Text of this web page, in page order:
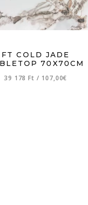
FT COLD JADE
70X70CM
39 178 Ft / 107,00€